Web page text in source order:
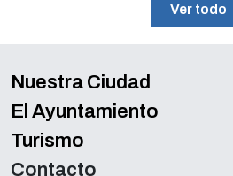
Ver todo
Nuestra Ciudad
El Ayuntamiento
Turismo
Contacto